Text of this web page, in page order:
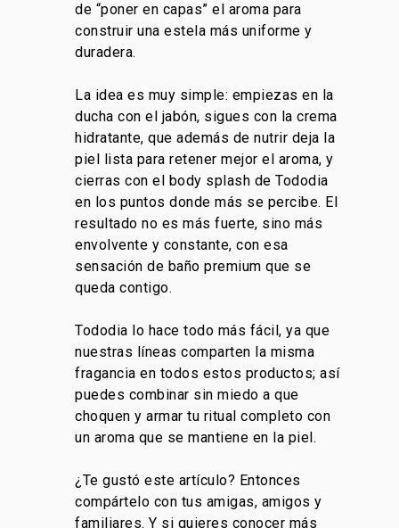
de “poner en capas” el aroma para
construir una estela más uniforme y
duradera.
La idea es muy simple: empiezas en la
ducha con el jabón, sigues con la crema
hidratante, que además de nutrir deja la
piel lista para retener mejor el aroma, y
cierras con el body splash de Tododia
en los puntos donde más se percibe. El
resultado no es más fuerte, sino más
envolvente y constante, con esa
sensación de baño premium que se
queda contigo.
Tododia lo hace todo más fácil, ya que
nuestras líneas comparten la misma
fragancia en todos estos productos; así
puedes combinar sin miedo a que
choquen y armar tu ritual completo con
un aroma que se mantiene en la piel.
¿Te gustó este artículo? Entonces
compártelo con tus amigas, amigos y
familiares. Y si quieres conocer más